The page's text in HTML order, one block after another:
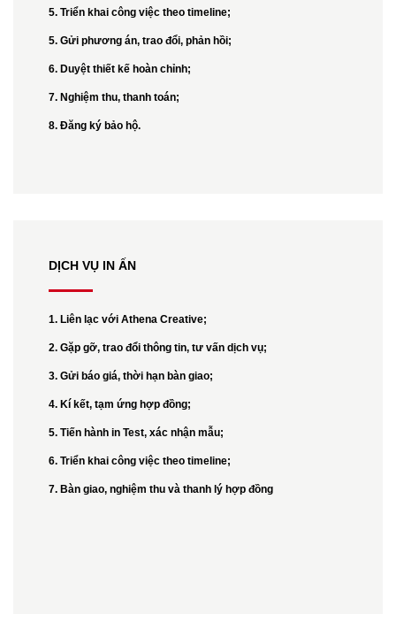
5. Triển khai công việc theo timeline;
5. Gửi phương án, trao đổi, phản hồi;
6. Duyệt thiết kế hoàn chỉnh;
7. Nghiệm thu, thanh toán;
8. Đăng ký bảo hộ.
DỊCH VỤ IN ẤN
1. Liên lạc với Athena Creative;
2. Gặp gỡ, trao đổi thông tin, tư vấn dịch vụ;
3. Gửi báo giá, thời hạn bàn giao;
4. Kí kết, tạm ứng hợp đồng;
5. Tiến hành in Test, xác nhận mẫu;
6. Triển khai công việc theo timeline;
7. Bàn giao, nghiệm thu và thanh lý hợp đồng